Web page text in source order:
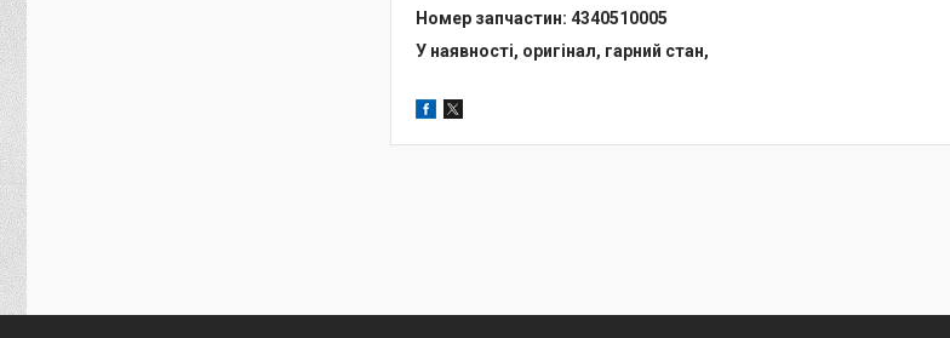
Номер запчастин: 4340510005
У наявності, оригінал, гарний стан,